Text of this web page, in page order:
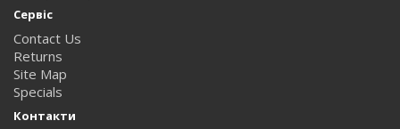
Сервіс
Contact Us
Returns
Site Map
Specials
Контакти